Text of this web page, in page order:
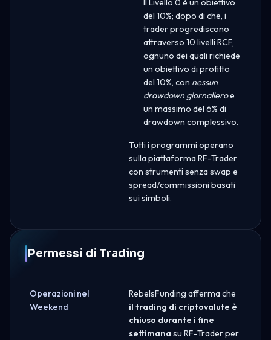
del 10%; dopo di che, i
trader progrediscono
attraverso 10 livelli RCF,
ognuno dei quali richiede
un obiettivo di profitto
del 10%, con nessun
drawdown giornalieroe
un massimo del 6% di
drawdown complessivo.
Tutti i programmi operano
sulla piattaforma RF-Trader
con strumenti senza swap e
spread/commissioni basati
sui simboli.
Permessi di Trading
Operazioni nel
Weekend
RebelsFunding afferma che
il trading di criptovalute è
chiuso durante i fine
settimana su RF-Trader per